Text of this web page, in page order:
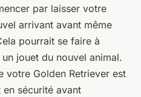
par laisser votre
arrivant avant même
pourrait se faire à
jouet du nouvel animal.
votre Golden Retriever est
en sécurité avant